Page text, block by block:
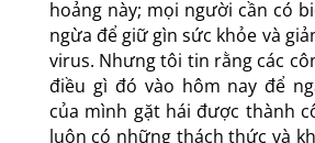
cạnh sức khỏe cộng đồng
hoảng này; mọi người cần có
ngừa để giữ gìn sức khỏe và
virus. Nhưng tôi tin rằng các
điều gì đó vào hôm nay để